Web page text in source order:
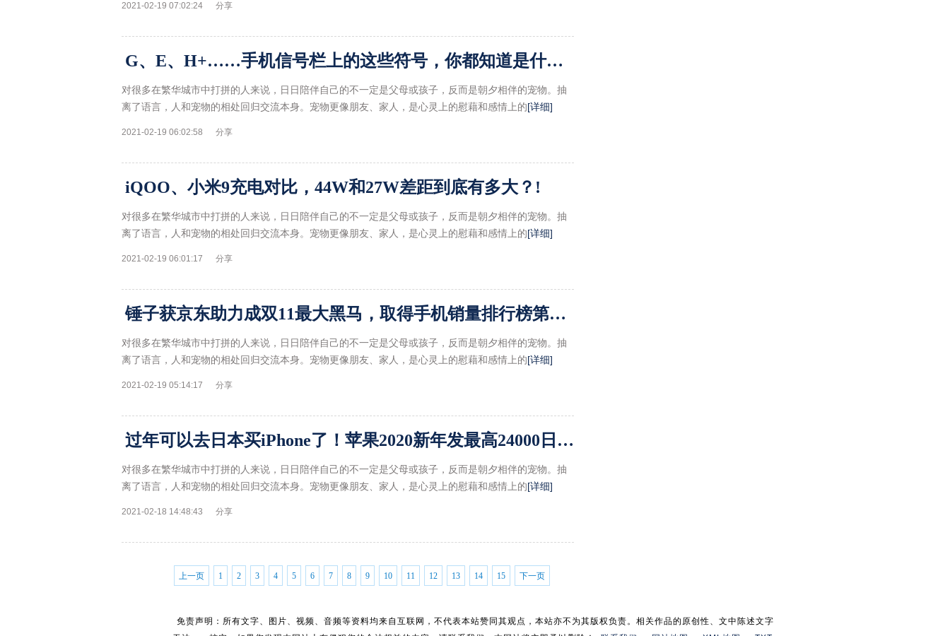
2021-02-19 07:02:24 分享
G、E、H+……手机信号栏上的这些符号，你都知道是什么意思吗？!
对很多在繁华城市中打拼的人来说，日日陪伴自己的不一定是父母或孩子，反而是朝夕相伴的宠物。抽
离了语言，人和宠物的相处回归交流本身。宠物更像朋友、家人，是心灵上的慰藉和感情上的[详细]
2021-02-19 06:02:58 分享
iQOO、小米9充电对比，44W和27W差距到底有多大？!
对很多在繁华城市中打拼的人来说，日日陪伴自己的不一定是父母或孩子，反而是朝夕相伴的宠物。抽
离了语言，人和宠物的相处回归交流本身。宠物更像朋友、家人，是心灵上的慰藉和感情上的[详细]
2021-02-19 06:01:17 分享
锤子获京东助力成双11最大黑马，取得手机销量排行榜第四的成绩！!
对很多在繁华城市中打拼的人来说，日日陪伴自己的不一定是父母或孩子，反而是朝夕相伴的宠物。抽
离了语言，人和宠物的相处回归交流本身。宠物更像朋友、家人，是心灵上的慰藉和感情上的[详细]
2021-02-19 05:14:17 分享
过年可以去日本买iPhone了！苹果2020新年发最高24000日元礼券!
对很多在繁华城市中打拼的人来说，日日陪伴自己的不一定是父母或孩子，反而是朝夕相伴的宠物。抽
离了语言，人和宠物的相处回归交流本身。宠物更像朋友、家人，是心灵上的慰藉和感情上的[详细]
2021-02-18 14:48:43 分享
上一页 1 2 3 4 5 6 7 8 9 10 11 12 13 14 15 下一页
免责声明：所有文字、图片、视频、音频等资料均来自互联网，不代表本站赞同其观点，本站亦不为其版权负责。相关作品的原创性、文中陈述文字